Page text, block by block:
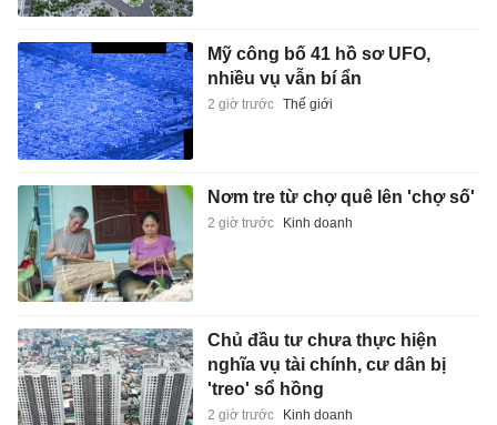
Mỹ công bố 41 hồ sơ UFO,
nhiều vụ vẫn bí ẩn
2 giờ trước Thế giới
Nơm tre từ chợ quê lên 'chợ số'
2 giờ trước Kinh doanh
Chủ đầu tư chưa thực hiện
nghĩa vụ tài chính, cư dân bị
'treo' sổ hồng
2 giờ trước Kinh doanh